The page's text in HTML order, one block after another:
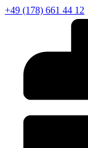
+49 (178) 661 44 12